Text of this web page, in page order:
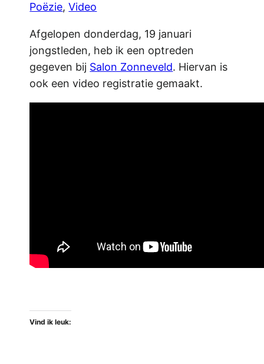
Poëzie, Video
Afgelopen donderdag, 19 januari
jongstleden, heb ik een optreden
gegeven bij Salon Zonneveld. Hiervan is
ook een video registratie gemaakt.
Vind ik leuk: